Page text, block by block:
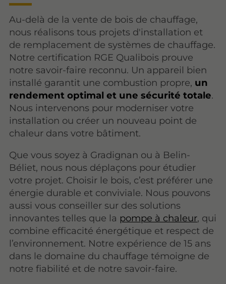
Au-delà de la vente de bois de chauffage,
nous réalisons tous projets d'installation et
de remplacement de systèmes de chauffage.
Notre certification RGE Qualibois prouve
notre savoir-faire reconnu. Un appareil bien
installé garantit une combustion propre, un
rendement optimal et une sécurité totale.
Nous intervenons pour moderniser votre
installation ou créer un nouveau point de
chaleur dans votre bâtiment.
Que vous soyez à Gradignan ou à Belin-
Béliet, nous nous déplaçons pour étudier
votre projet. Choisir le bois, c’est préférer une
énergie durable et conviviale. Nous pouvons
aussi vous conseiller sur des solutions
innovantes telles que la pompe à chaleur, qui
combine efficacité énergétique et respect de
l’environnement. Notre expérience de 15 ans
dans le domaine du chauffage témoigne de
notre fiabilité et de notre savoir-faire.